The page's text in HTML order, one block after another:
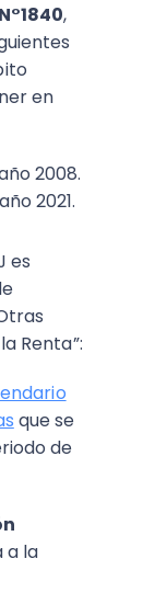
,
en
2008.
2021.
es
Renta”:
que se
de
a la